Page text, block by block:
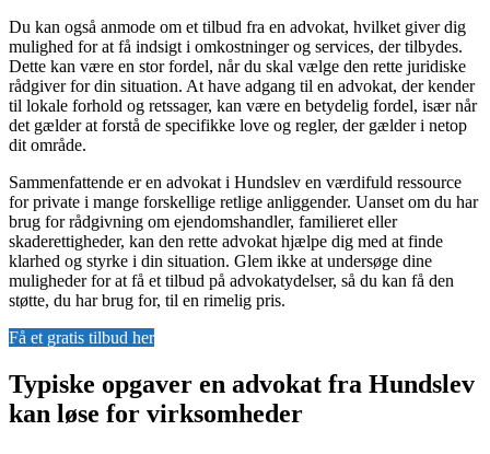
Du kan også anmode om et tilbud fra en advokat, hvilket giver dig
mulighed for at få indsigt i omkostninger og services, der tilbydes.
Dette kan være en stor fordel, når du skal vælge den rette juridiske
rådgiver for din situation. At have adgang til en advokat, der kender
til lokale forhold og retssager, kan være en betydelig fordel, især når
det gælder at forstå de specifikke love og regler, der gælder i netop
dit område.
Sammenfattende er en advokat i Hundslev en værdifuld ressource
for private i mange forskellige retlige anliggender. Uanset om du har
brug for rådgivning om ejendomshandler, familieret eller
skaderettigheder, kan den rette advokat hjælpe dig med at finde
klarhed og styrke i din situation. Glem ikke at undersøge dine
muligheder for at få et tilbud på advokatydelser, så du kan få den
støtte, du har brug for, til en rimelig pris.
Få et gratis tilbud her
Typiske opgaver en advokat fra Hundslev
kan løse for virksomheder